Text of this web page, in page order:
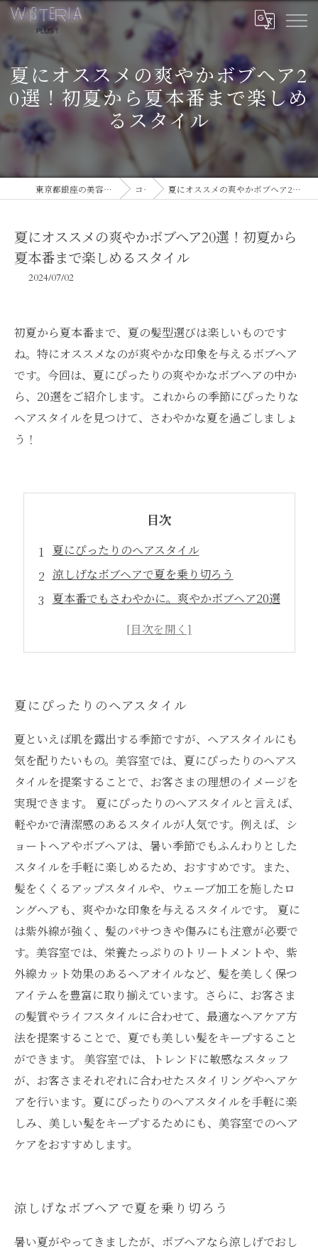
夏にオススメの爽やかボブヘア2
0選！初夏から夏本番まで楽しめ
るスタイル
東京都銀座の美容室ならWISTERIA PLUS 1 コラム 夏にオススメの爽やかボブヘア20選！初夏から夏本番まで楽しめるスタイル
夏にオススメの爽やかボブヘア20選！初夏から
夏本番まで楽しめるスタイル
2024/07/02
初夏から夏本番まで、夏の髪型選びは楽しいものです
ね。特にオススメなのが爽やかな印象を与えるボブヘア
です。今回は、夏にぴったりの爽やかなボブヘアの中か
ら、20選をご紹介します。これからの季節にぴったりな
ヘアスタイルを見つけて、さわやかな夏を過ごしましょ
う！
目次
夏にぴったりのヘアスタイル
涼しげなボブヘアで夏を乗り切ろう
夏本番でもさわやかに。爽やかボブヘア20選
夏に向けて選ぶべきオシャレなボブヘア
夏にぴったりのヘアスタイル
夏といえば肌を露出する季節ですが、ヘアスタイルにも
気を配りたいもの。美容室では、夏にぴったりのヘアス
タイルを提案することで、お客さまの理想のイメージを
実現できます。 夏にぴったりのヘアスタイルと言えば、
軽やかで清潔感のあるスタイルが人気です。例えば、シ
ョートヘアやボブヘアは、暑い季節でもふんわりとした
スタイルを手軽に楽しめるため、おすすめです。また、
髪をくくるアップスタイルや、ウェーブ加工を施したロ
ングヘアも、爽やかな印象を与えるスタイルです。 夏に
は紫外線が強く、髪のパサつきや傷みにも注意が必要で
す。美容室では、栄養たっぷりのトリートメントや、紫
外線カット効果のあるヘアオイルなど、髪を美しく保つ
アイテムを豊富に取り揃えています。さらに、お客さま
の髪質やライフスタイルに合わせて、最適なヘアケア方
法を提案することで、夏でも美しい髪をキープすること
ができます。 美容室では、トレンドに敏感なスタッフ
が、お客さまそれぞれに合わせたスタイリングやヘアケ
アを行います。夏にぴったりのヘアスタイルを手軽に楽
しみ、美しい髪をキープするためにも、美容室でのヘア
ケアをおすすめします。
涼しげなボブヘアで夏を乗り切ろう
暑い夏がやってきましたが、ボブヘアなら涼しげでおし